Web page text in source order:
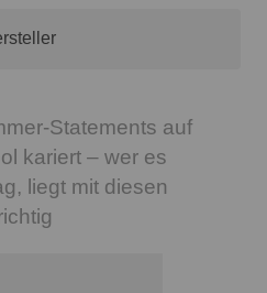
Statements auf
kariert – wer es
liegt mit diesen